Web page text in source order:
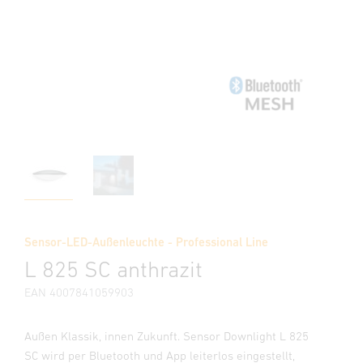
Sensor-LED-Außenleuchte - Professional Line
L 825 SC anthrazit
EAN 4007841059903
Außen Klassik, innen Zukunft. Sensor Downlight L 825
SC wird per Bluetooth und App leiterlos eingestellt,